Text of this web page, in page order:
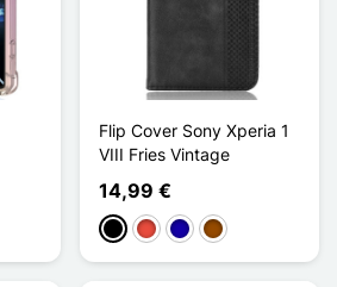
Flip Cover Sony Xperia 1
VIII Fries Vintage
14,99 €
Schwarz
Rot Dunkelblau
Braun